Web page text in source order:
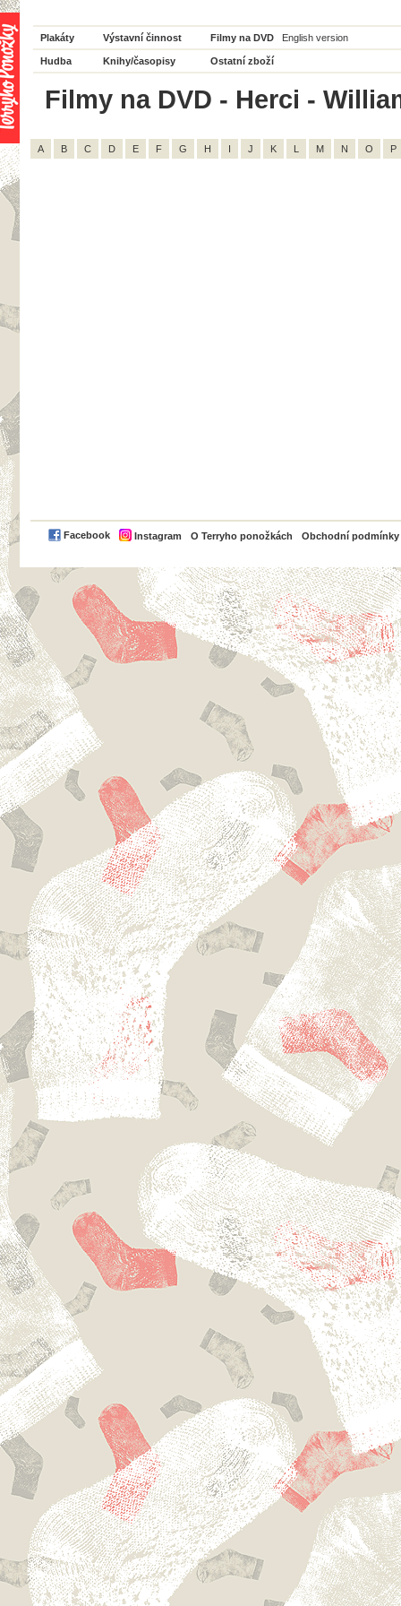
Plakáty Výstavní činnost Filmy na DVD English version
Hudba Knihy/časopisy Ostatní zboží
Filmy na DVD - Herci -
A B C D E F G H I J K L M N O P
Facebook Instagram O Terryho ponožkách Obchodní podmínky
PayPal